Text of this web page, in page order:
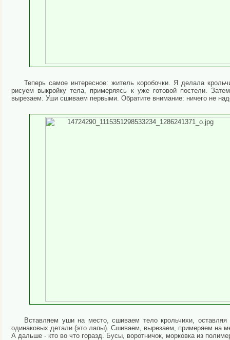
Теперь самое интересное: житель коробочки. Я делала
рисуем выкройку тела, примеряясь к уже готовой постели.
вырезаем. Уши сшиваем первыми. Обратите внимание: ничего не
Вставляем уши на место, сшиваем тело крольчихи,
одинаковых детали (это лапы). Сшиваем, вырезаем, примеряем на
А дальше - кто во что горазд. Бусы, воротничок, морковка из